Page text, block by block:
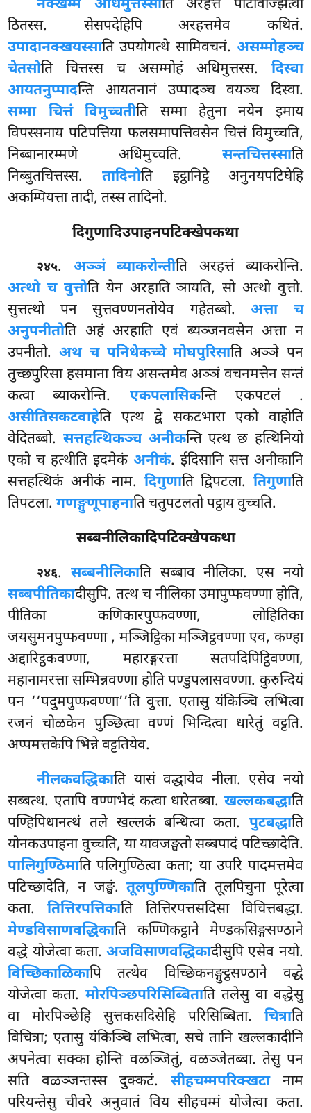
नेक्खम्मं अधिमुत्तस्साति अरहत्तं पटिविज्झित्वा
ठितस्स. सेसपदेहिपि अरहत्तमेव कथितं.
उपादानक्खयस्साति उपयोगत्थे सामिवचनं. असम्मोहञ्च
चेतसोति चित्तस्स च असम्मोहं अधिमुत्तस्स. दिस्वा
आयतनुप्पादन्ति आयतनानं उप्पादञ्च वयञ्च दिस्वा.
सम्मा चित्तं विमुच्चतीति सम्मा हेतुना नयेन इमाय
विपस्सनाय पटिपत्तिया फलसमापत्तिवसेन चित्तं विमुच्चति,
निब्बानारम्मणे अधिमुच्चति. सन्तचित्तस्साति
निब्बुतचित्तस्स.तादिनोति इट्ठानिट्ठे अनुनयपटिघेहि
अकम्पियत्ता तादी, तस्स तादिनो.
दिगुणादिउपाहनपटिक्खेपकथा
२४५. अञ्ञं ब्याकरोन्तीति अरहत्तं ब्याकरोन्ति.
अत्थो च वुत्तोति येन अरहाति ञायति, सो अत्थो वुत्तो.
सुत्तत्थो पन सुत्तवण्णनतोयेव गहेतब्बो.अत्ता च
अनुपनीतोति अहं अरहाति एवं ब्यञ्जनवसेन अत्ता न
उपनीतो. अथ च पनिधेकच्चे मोघपुरिसाति अञ्ञे पन
तुच्छपुरिसा हसमाना विय असन्तमेव अञ्ञं वचनमत्तेन सन्तं
कत्वा ब्याकरोन्ति. एकपलासिकन्ति एकपटलं .
असीतिसकटवाहेति एत्थ द्वे सकटभारा एको वाहोति
वेदितब्बो. सत्तहत्थिकञ्च अनीकन्ति एत्थ छ हत्थिनियो
एको च हत्थीति इदमेकं अनीकं. ईदिसानि सत्त अनीकानि
सत्तहत्थिकं अनीकं नाम. दिगुणाति द्विपटला. तिगुणाति
तिपटला.गणङ्गुणूपाहनाति चतुपटलतो पट्ठाय वुच्चति.
सब्बनीलिकादिपटिक्खेपकथा
२४६. सब्बनीलिकाति सब्बाव नीलिका. एस नयो
सब्बपीतिकादीसुपि. तत्थ च नीलिका उमापुप्फवण्णा होति,
पीतिका कणिकारपुप्फवण्णा, लोहितिका
जयसुमनपुप्फवण्णा , मञ्जिट्ठिका मञ्जिट्ठवण्णा एव, कण्हा
अद्दारिट्ठकवण्णा, महारङ्गरत्ता सतपदिपिट्ठिवण्णा,
महानामरत्ता सम्भिन्नवण्णा होति पण्डुपलासवण्णा. कुरुन्दियं
पन ‘‘पदुमपुप्फवण्णा’’ति वुत्ता. एतासु यंकिञ्चि लभित्वा
रजनं चोळकेन पुञ्छित्वा वण्णं भिन्दित्वा धारेतुं वट्टति.
अप्पमत्तकेपि भिन्ने वट्टतियेव.
नीलकवद्धिकाति यासं वद्धायेव नीला. एसेव नयो
सब्बत्थ. एतापि वण्णभेदं कत्वा धारेतब्बा. खल्लकबद्धाति
पण्हिपिधानत्थं तले खल्लकं बन्धित्वा कता. पुटबद्धाति
योनकउपाहना वुच्चति, या यावजङ्घतो सब्बपादं पटिच्छादेति.
पालिगुण्ठिमाति पलिगुण्ठित्वा कता; या उपरि पादमत्तमेव
पटिच्छादेति, न जङ्घं.तूलपुण्णिकाति तूलपिचुना पूरेत्वा
कता.तित्तिरपत्तिकाति तित्तिरपत्तसदिसा विचित्तबद्धा.
मेण्डविसाणवद्धिकाति कण्णिकट्ठाने मेण्डकसिङ्गसण्ठाने
वद्धे योजेत्वा कता.अजविसाणवद्धिकादीसुपि एसेव नयो.
विच्छिकाळिकापि तत्थेव विच्छिकनङ्गुट्ठसण्ठाने वद्धे
योजेत्वा कता.मोरपिञ्छपरिसिब्बिताति तलेसु वा वद्धेसु
वा मोरपिञ्छेहि सुत्तकसदिसेहि परिसिब्बिता. चित्राति
विचित्रा; एतासु यंकिञ्चि लभित्वा, सचे तानि खल्लकादीनि
अपनेत्वा सक्का होन्ति वळञ्जितुं, वळञ्जेतब्बा. तेसु पन
सति वळञ्जन्तस्स दुक्कटं. सीहचम्मपरिक्खटानाम
परियन्तेसु चीवरे अनुवातं विय सीहचम्मं योजेत्वा कता.